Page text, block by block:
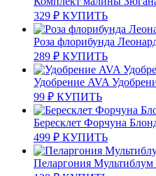
329 ₽ КУПИТЬ
Роза флорибунда
289 ₽ КУПИТЬ
Удобрение AVA
99 ₽ КУПИТЬ
Бересклет Форчуна
499 ₽ КУПИТЬ
Пеларгония Мультиблум